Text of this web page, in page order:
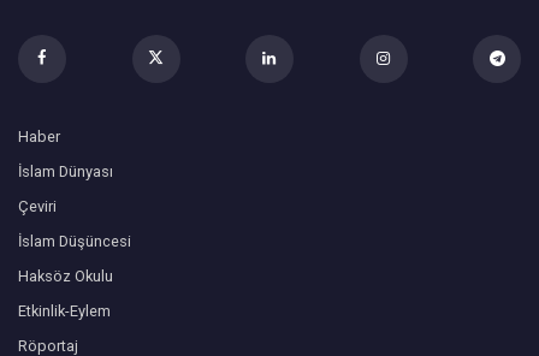
Haber
İslam Dünyası
Çeviri
İslam Düşüncesi
Haksöz Okulu
Etkinlik-Eylem
Röportaj